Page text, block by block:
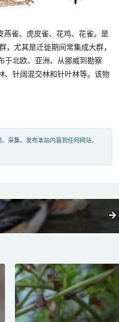
燕雀、虎皮雀、花鸡、花雀。是
尤其是迁徙期间常集成大群，
于北欧、亚洲、从挪威到勘察
、针阔混交林和针叶林等。该物
采集、发布本站内容到任何网站、